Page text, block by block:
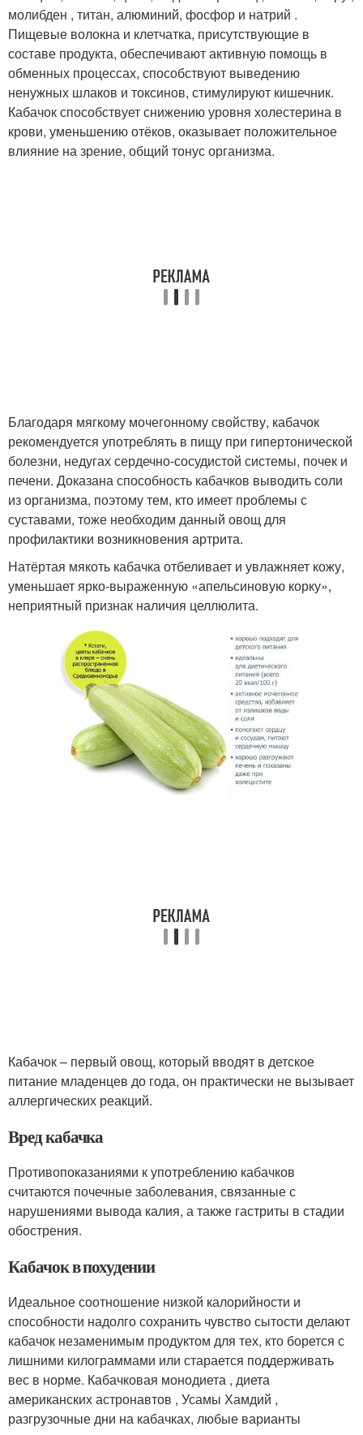
молибден , титан, алюминий, фосфор и натрий .
Пищевые волокна и клетчатка, присутствующие в
составе продукта, обеспечивают активную помощь в
обменных процессах, способствуют выведению
ненужных шлаков и токсинов, стимулируют кишечник.
Кабачок способствует снижению уровня холестерина в
крови, уменьшению отёков, оказывает положительное
влияние на зрение, общий тонус организма.
Благодаря мягкому мочегонному свойству, кабачок
рекомендуется употреблять в пищу при гипертонической
болезни, недугах сердечно-сосудистой системы, почек и
печени. Доказана способность кабачков выводить соли
из организма, поэтому тем, кто имеет проблемы с
суставами, тоже необходим данный овощ для
профилактики возникновения артрита.
Натёртая мякоть кабачка отбеливает и увлажняет кожу,
уменьшает ярко-выраженную «апельсиновую корку»,
неприятный признак наличия целлюлита.
Кабачок – первый овощ, который вводят в детское
питание младенцев до года, он практически не вызывает
аллергических реакций.
Вред кабачка
Противопоказаниями к употреблению кабачков
считаются почечные заболевания, связанные с
нарушениями вывода калия, а также гастриты в стадии
обострения.
Кабачок в похудении
Идеальное соотношение низкой калорийности и
способности надолго сохранить чувство сытости делают
кабачок незаменимым продуктом для тех, кто борется с
лишними килограммами или старается поддерживать
вес в норме. Кабачковая монодиета , диета
американских астронавтов , Усамы Хамдий ,
разгрузочные дни на кабачках, любые варианты